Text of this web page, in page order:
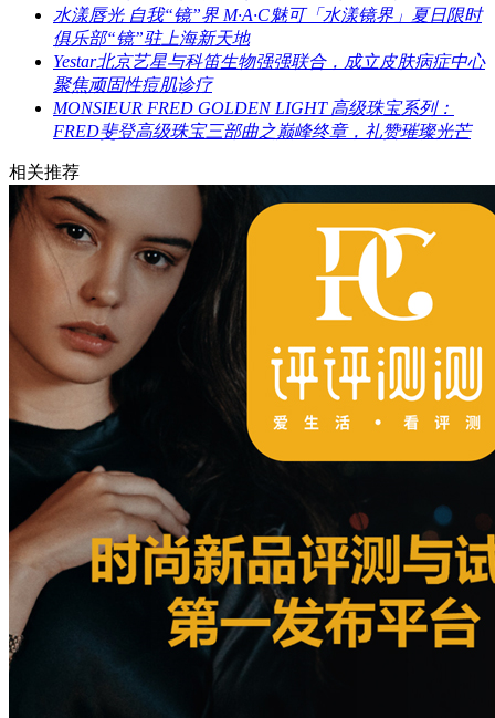
水漾唇光 自我“镜”界 M·A·C魅可「水漾镜界」夏日限时
俱乐部“镜”驻上海新天地
Yestar北京艺星与科笛生物强强联合，成立皮肤病症中心
聚焦顽固性痘肌诊疗
MONSIEUR FRED GOLDEN LIGHT 高级珠宝系列：
FRED斐登高级珠宝三部曲之巅峰终章，礼赞璀璨光芒
相关推荐